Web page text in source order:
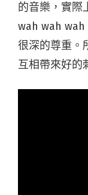
的音樂，實際
wah wah wah
很深的尊重。
互相帶來好的